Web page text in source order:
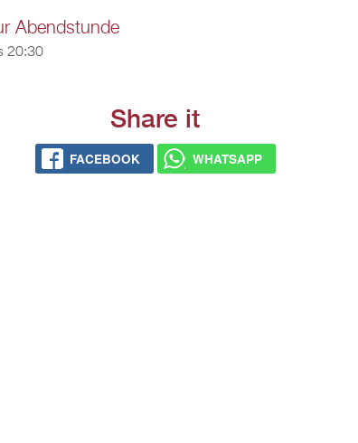
Abendstunde
20:30
Share it
FACEBOOK WHATSAPP